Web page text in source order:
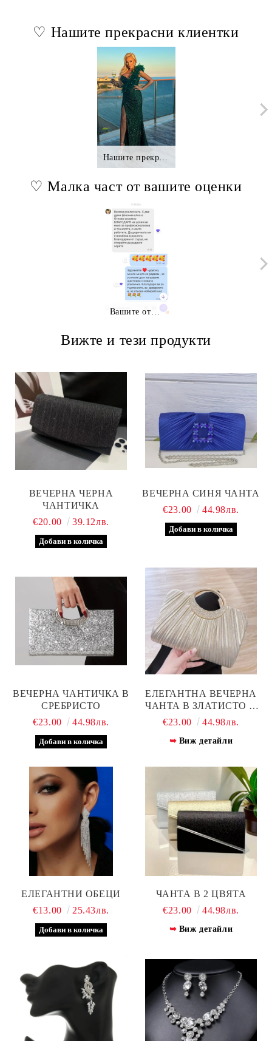
♡ Нашите прекрасни клиентки
Нашите прекрасни клиентки.,.
♡ Малка част от вашите оценки
Вашите отзиви
Вижте и тези продукти
ВЕЧЕРНА ЧЕРНА
ЧАНТИЧКА
€20.00
39.12лв.
ВЕЧЕРНА СИНЯ ЧАНТА
€23.00
44.98лв.
ВЕЧЕРНА ЧАНТИЧКА В
СРЕБРИСТО
€23.00
44.98лв.
ЕЛЕГАНТНА ВЕЧЕРНА
ЧАНТА В ЗЛАТИСТО И
СРЕБРИСТО
€23.00 44.98лв.
Виж детайли
ЕЛЕГАНТНИ ОБЕЦИ
€13.00
25.43лв.
ЧАНТА В 2 ЦВЯТА
€23.00
44.98лв.
Виж детайли